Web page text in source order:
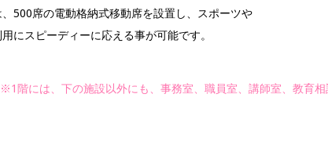
500席の電動格納式移動席を設置し、スポーツや
にスピーディーに応える事が可能です。
※1階には、下の施設以外にも、事務室、職員室、講師室、教育相